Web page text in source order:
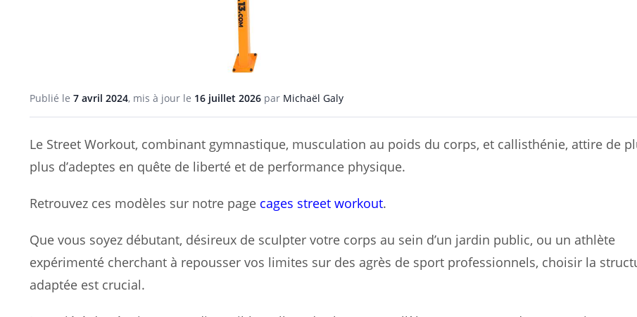
Publié le 7 avril 2024, mis à jour le 16 juillet 2026 par Michaël Galy
Le Street Workout, combinant gymnastique, musculation au poids du corps, et callisthénie, attire de
plus d’adeptes en quête de liberté et de performance physique.
Retrouvez ces modèles sur notre page cages street workout.
Que vous soyez débutant, désireux de sculpter votre corps au sein d’un jardin public, ou un athlète
expérimenté cherchant à repousser vos limites sur des agrès de sport professionnels, choisir la
adaptée est crucial.